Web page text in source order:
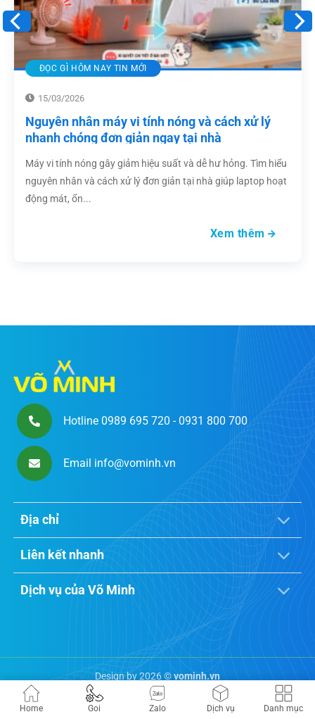
ĐỌC GÌ HÔM NAY TIN MỚI
Nguyên nhân máy vi tính nóng và cách xử lý
nhanh chóng đơn giản ngay tại nhà
15/03/2026
Máy vi tính nóng gây giảm hiệu suất và dễ hư hỏng. Tìm hiểu
nguyên nhân và cách xử lý đơn giản tại nhà giúp laptop hoạt
động mát, ổn...
Xem thêm
Hotline 0989 695 720 - 0931 800 700
Email info@vominh.vn
Địa chỉ
Liên kết nhanh
Dịch vụ của Võ Minh
Design by 2026 ©vominh.vn
Home Goi Zalo Dịch vụ Danh mục